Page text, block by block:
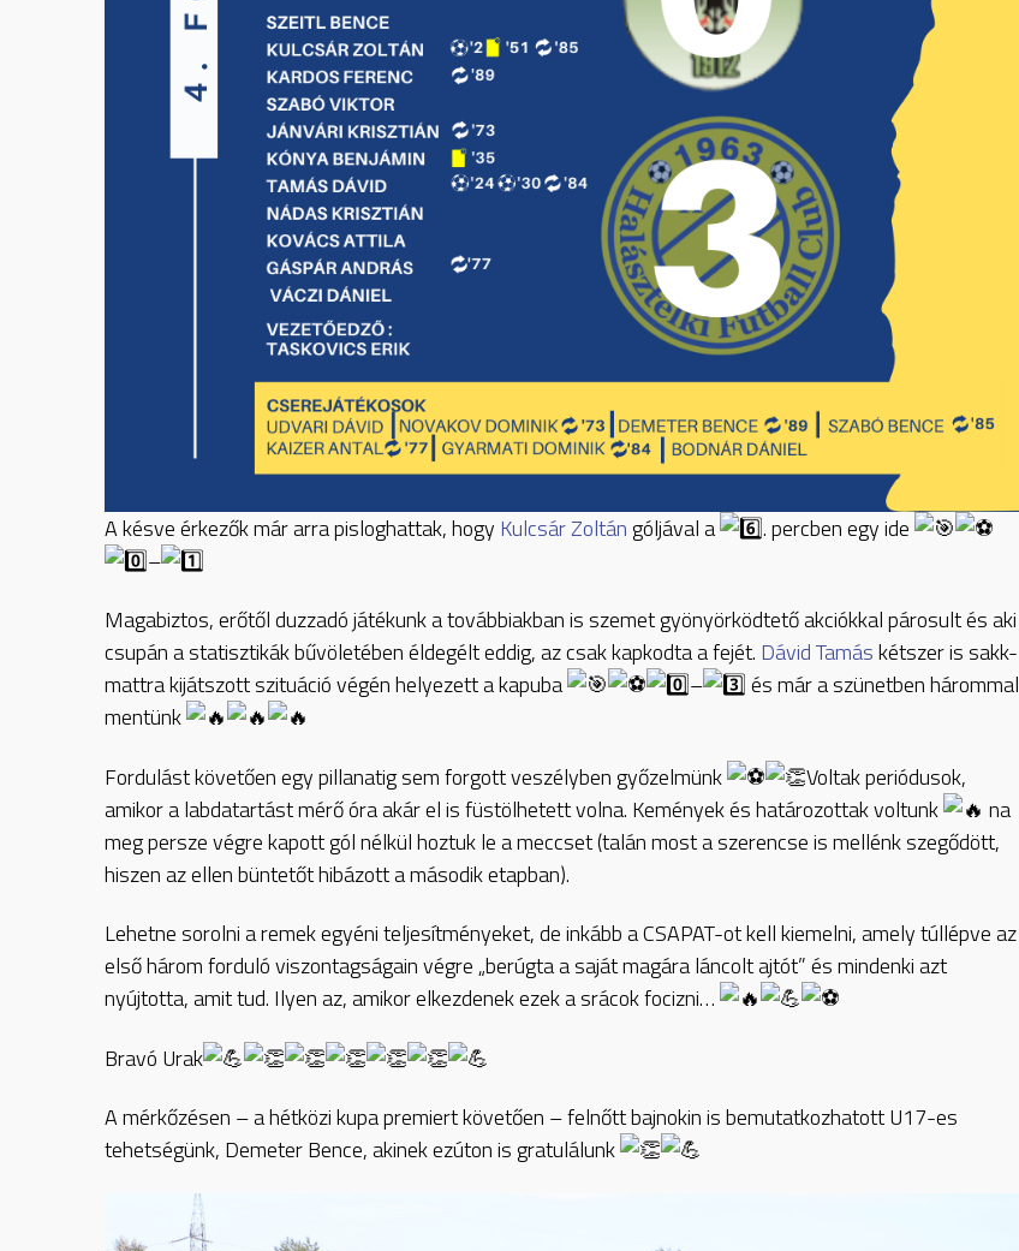
A késve érkezők már arra pisloghattak, hogy Kulcsár Zoltán góljával a
. percben egy ide
–
Magabiztos, erőtől duzzadó játékunk a továbbiakban is szemet gyönyörködtető akciókkal párosult és aki
csupán a statisztikák bűvöletében éldegélt eddig, az csak kapkodta a fejét. Dávid Tamáskétszer is sakk-
mattra kijátszott szituáció végén helyezett a kapuba
–
és már a szünetben hárommal
mentünk
Fordulást követően egy pillanatig sem forgott veszélyben győzelmünk
Voltak periódusok,
amikor a labdatartást mérő óra akár el is füstölhetett volna. Kemények és határozottak voltunk
na
meg persze végre kapott gól nélkül hoztuk le a meccset (talán most a szerencse is mellénk szegődött,
hiszen az ellen büntetőt hibázott a második etapban).
Lehetne sorolni a remek egyéni teljesítményeket, de inkább a CSAPAT-ot kell kiemelni, amely túllépve az
első három forduló viszontagságain végre „berúgta a saját magára láncolt ajtót” és mindenki azt
nyújtotta, amit tud. Ilyen az, amikor elkezdenek ezek a srácok focizni…
Bravó Urak
A mérkőzésen – a hétközi kupa premiert követően – felnőtt bajnokin is bemutatkozhatott U17-es
tehetségünk, Demeter Bence, akinek ezúton is gratulálunk